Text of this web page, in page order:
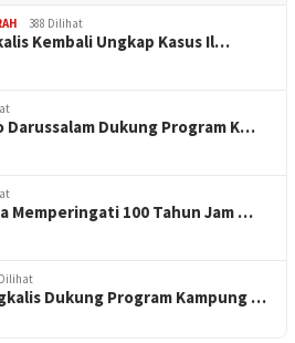
388 Dilihat
Kembali Ungkap Kasus Il…
Darussalam Dukung Program K…
Memperingati 100 Tahun Jam …
Dukung Program Kampung …